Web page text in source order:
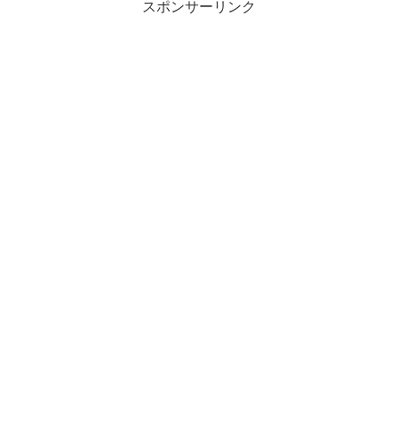
スポンサーリンク